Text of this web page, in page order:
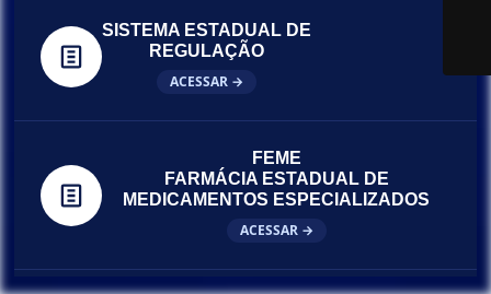
SISTEMA ESTADUAL DE
REGULAÇÃO
ACESSAR →
FEME
FARMÁCIA ESTADUAL DE
MEDICAMENTOS ESPECIALIZADOS
ACESSAR →